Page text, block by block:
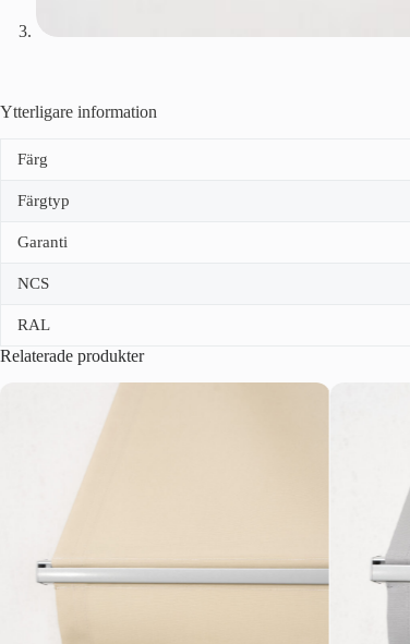
Ytterligare information
Färg
Färgtyp
Garanti
NCS
RAL
Relaterade produkter